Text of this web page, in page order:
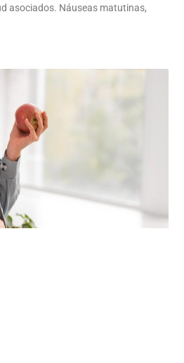
asociados. Náuseas matutinas,